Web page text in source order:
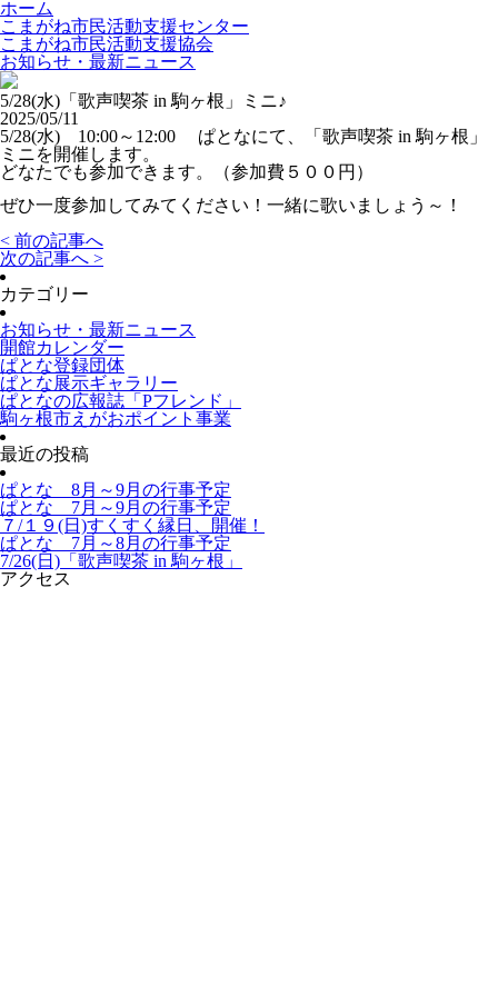
ホーム
こまがね市民活動支援センター
こまがね市民活動支援協会
お知らせ・最新ニュース
5/28(水)「歌声喫茶 in 駒ヶ根」ミニ♪
2025/05/11
5/28(水) 10:00～12:00 ぱとなにて、「歌声喫茶 in 駒ヶ根」
ミニを開催します。
どなたでも参加できます。（参加費５００円）
ぜひ一度参加してみてください！一緒に歌いましょう～！
< 前の記事へ
次の記事へ >
カテゴリー
お知らせ・最新ニュース
開館カレンダー
ぱとな登録団体
ぱとな展示ギャラリー
ぱとなの広報誌「Pフレンド」
駒ヶ根市えがおポイント事業
最近の投稿
ぱとな 8月～9月の行事予定
ぱとな 7月～9月の行事予定
７/１９(日)すくすく縁日、開催！
ぱとな 7月～8月の行事予定
7/26(日)「歌声喫茶 in 駒ヶ根」
アクセス